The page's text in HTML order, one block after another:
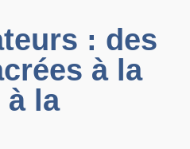
: des
à la
la